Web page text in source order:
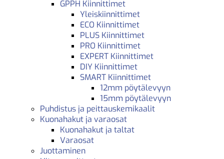
GPPH Kiinnittimet
Yleiskiinnittimet
ECO Kiinnittimet
PLUS Kiinnittimet
PRO Kiinnittimet
EXPERT Kiinnittimet
DIY Kiinnittimet
SMART Kiinnittimet
12mm pöytälevyyn
15mm pöytälevyyn
Puhdistus ja peittauskemikaalit
Kuonahakut ja varaosat
Kuonahakut ja taltat
Varaosat
Juottaminen